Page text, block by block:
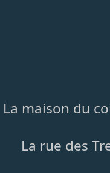
La maison du
La rue des